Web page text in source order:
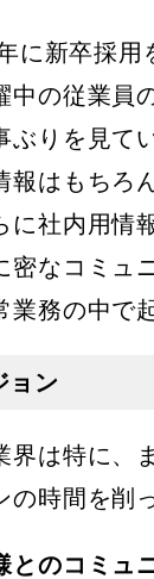
に新卒採用
中の従業員
ぶりを見て
報はもちろ
に社内用情
密なコミュ
業務の中で
ン
は特に、
の時間を削
とのコミュ